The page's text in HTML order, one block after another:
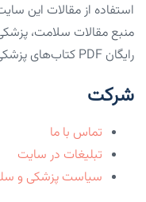
استفاده از مقالات این
منبع مقالات سلامت،
رایگان PDF کتاب‌های پزشکی.
شرکت
تماس با ما
تبلیغات در سایت
سیاست پزشکی و